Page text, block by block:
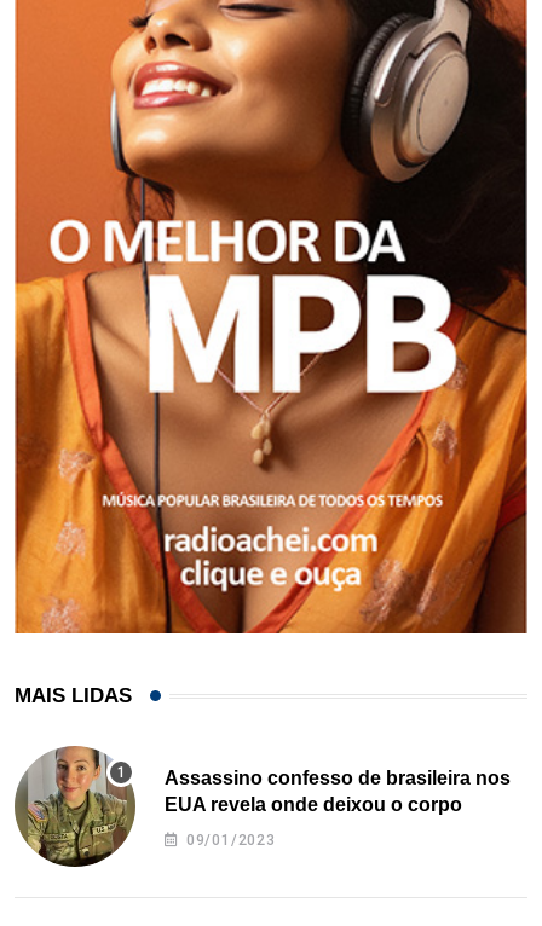
MAIS LIDAS
Assassino confesso de brasileira nos
EUA revela onde deixou o corpo
09/01/2023